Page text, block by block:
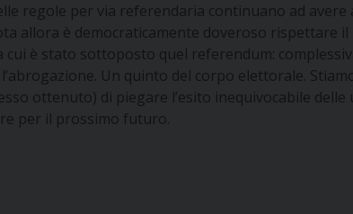
regole per via referendaria continuano ad
allora è democraticamente doveroso rispettare
è stato sottoposto quel referendum:
Un quinto del corpo elettorale.
ottenuto) di piegare l’esito inequivocabile
per il prossimo futuro.